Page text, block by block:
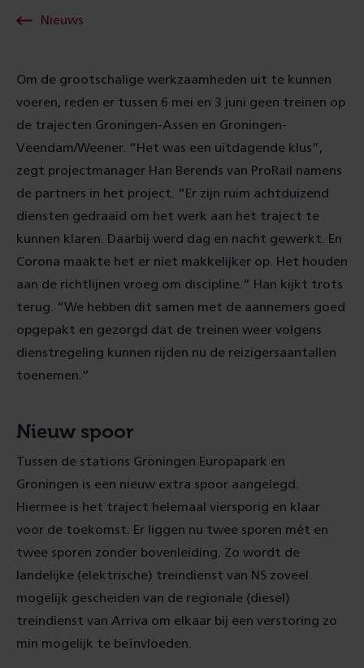
Nieuws
Om de grootschalige werkzaamheden uit te kunnen
voeren, reden er tussen 6 mei en 3 juni geen treinen op
de trajecten Groningen-Assen en Groningen-
Veendam/Weener. “Het was een uitdagende klus”,
zegt projectmanager Han Berends van ProRail namens
de partners in het project. “Er zijn ruim achtduizend
diensten gedraaid om het werk aan het traject te
kunnen klaren. Daarbij werd dag en nacht gewerkt. En
Corona maakte het er niet makkelijker op. Het houden
aan de richtlijnen vroeg om discipline.” Han kijkt trots
terug. “We hebben dit samen met de aannemers goed
opgepakt en gezorgd dat de treinen weer volgens
dienstregeling kunnen rijden nu de reizigersaantallen
toenemen.”
Nieuw spoor
Tussen de stations Groningen Europapark en
Groningen is een nieuw extra spoor aangelegd.
Hiermee is het traject helemaal viersporig en klaar
voor de toekomst. Er liggen nu twee sporen mét en
twee sporen zonder bovenleiding. Zo wordt de
landelijke (elektrische) treindienst van NS zoveel
mogelijk gescheiden van de regionale (diesel)
treindienst van Arriva om elkaar bij een verstoring zo
min mogelijk te beïnvloeden.